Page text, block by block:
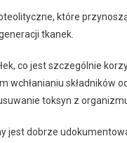
które
tkanek.
co jest szczególnie
wchłanianiu składników
toksyn z
jest dobrze